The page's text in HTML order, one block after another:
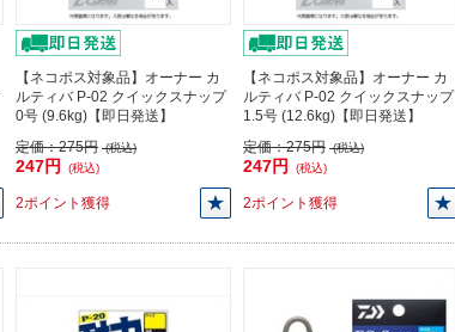
【ネコポス対象品】オーナー カ
ルティバ P-02 クイックスナップ
0号 (9.6kg)【即日発送】
定価：275円 (税込)
247円 (税込)
2ポイント獲得
【ネコポス対象品】オーナー カ
ルティバ P-02 クイックスナップ
1.5号 (12.6kg)【即日発送】
定価：275円 (税込)
247円 (税込)
2ポイント獲得